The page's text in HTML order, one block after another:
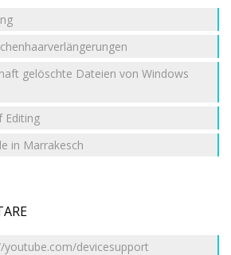
gelöschte Dateien von Windows
Editing
in Marrakesch
youtube.com/devicesupport